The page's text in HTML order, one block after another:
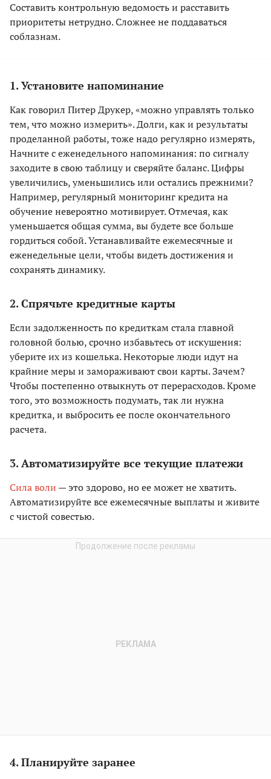
Составить контрольную ведомость и расставить
приоритеты нетрудно. Сложнее не поддаваться
соблазнам.
1. Установите напоминание
Как говорил Питер Друкер, «можно управлять только
тем, что можно измерить». Долги, как и результаты
проделанной работы, тоже надо регулярно измерять,
Начните с еженедельного напоминания: по сигналу
заходите в свою таблицу и сверяйте баланс. Цифры
увеличились, уменьшились или остались прежними?
Например, регулярный мониторинг кредита на
обучение невероятно мотивирует. Отмечая, как
уменьшается общая сумма, вы будете все больше
гордиться собой. Устанавливайте ежемесячные и
еженедельные цели, чтобы видеть достижения и
сохранять динамику.
2. Спрячьте кредитные карты
Если задолженность по кредиткам стала главной
головной болью, срочно избавьтесь от искушения:
уберите их из кошелька. Некоторые люди идут на
крайние меры и замораживают свои карты. Зачем?
Чтобы постепенно отвыкнуть от перерасходов. Кроме
того, это возможность подумать, так ли нужна
кредитка, и выбросить ее после окончательного
расчета.
3. Автоматизируйте все текущие платежи
Сила воли — это здорово, но ее может не хватить.
Автоматизируйте все ежемесячные выплаты и живите
с чистой совестью.
4. Планируйте заранее